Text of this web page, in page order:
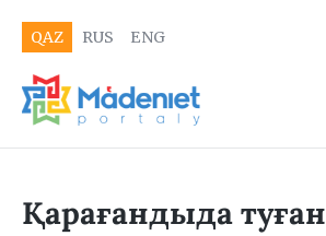
QAZ RUS ENG
Қарағандыда туған